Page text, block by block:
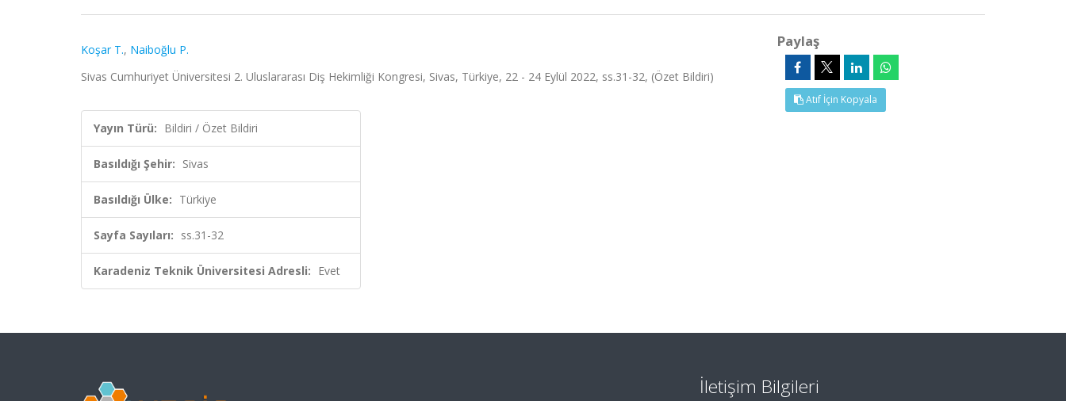
Koşar T., Naiboğlu P.
Sivas Cumhuriyet Üniversitesi 2. Uluslararası Diş Hekimliği Kongresi, Sivas, Türkiye, 22 - 24 Eylül 2022, ss.31-32, (Özet Bildiri)
Yayın Türü: Bildiri / Özet Bildiri
Basıldığı Şehir: Sivas
Basıldığı Ülke: Türkiye
Sayfa Sayıları: ss.31-32
Karadeniz Teknik Üniversitesi Adresli: Evet
Paylaş
Atıf İçin Kopyala
İletişim Bilgileri